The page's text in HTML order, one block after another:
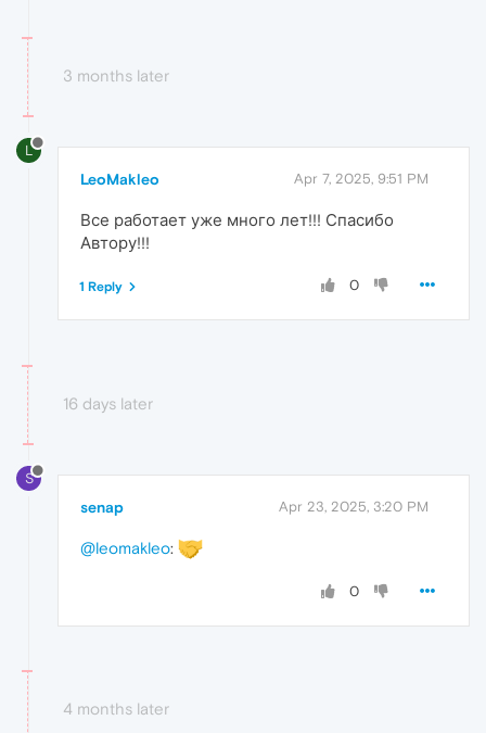
3 months later
L
LeoMakleo Apr 7, 2025, 9:51 PM
Все работает уже много лет!!! Спасибо
Автору!!!
0
1 Reply
16 days later
S
senap Apr 23, 2025, 3:20 PM
@leomakleo:
0
4 months later